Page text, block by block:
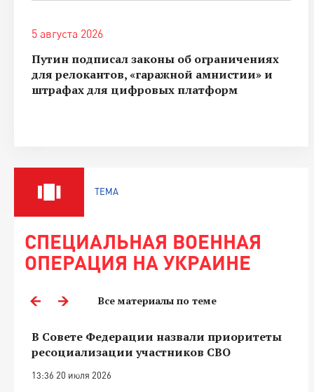
5 августа 2026
Путин подписал законы об ограничениях
для релокантов, «гаражной амнистии» и
штрафах для цифровых платформ
ТЕМА
СПЕЦИАЛЬНАЯ ВОЕННАЯ
ОПЕРАЦИЯ НА УКРАИНЕ
Все материалы по теме
В Совете Федерации назвали приоритеты
ресоциализации участников СВО
13:36 20 июля 2026